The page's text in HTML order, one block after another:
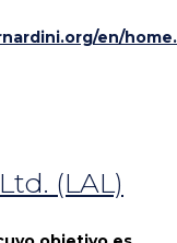
en/
(LAL)